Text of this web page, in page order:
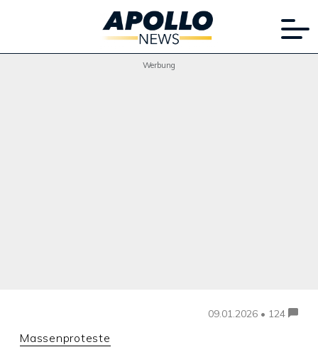
Werbung
09.01.2026 • 124
Massenproteste